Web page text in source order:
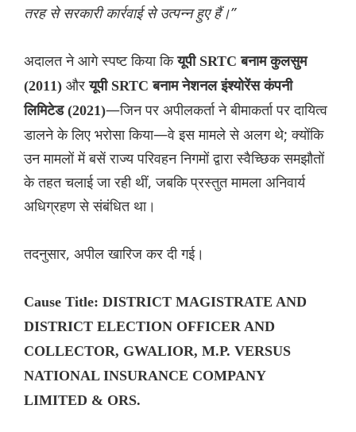
तरह से सरकारी कार्रवाई से उत्पन्न हुए हैं।”
अदालत ने आगे स्पष्ट किया कियूपी SRTC बनाम कुलसुम
(2011) औरयूपी SRTC बनाम नेशनल इंश्योरेंस कंपनी
लिमिटेड (2021)—जिन पर अपीलकर्ता ने बीमाकर्ता पर दायित्व
डालने के लिए भरोसा किया—वे इस मामले से अलग थे; क्योंकि
उन मामलों में बसें राज्य परिवहन निगमों द्वारा स्वैच्छिक समझौतों
के तहत चलाई जा रही थीं, जबकि प्रस्तुत मामला अनिवार्य
अधिग्रहण से संबंधित था।
तदनुसार, अपील खारिज कर दी गई।
Cause Title: DISTRICT MAGISTRATE AND
DISTRICT ELECTION OFFICER AND
COLLECTOR, GWALIOR, M.P. VERSUS
NATIONAL INSURANCE COMPANY
LIMITED & ORS.